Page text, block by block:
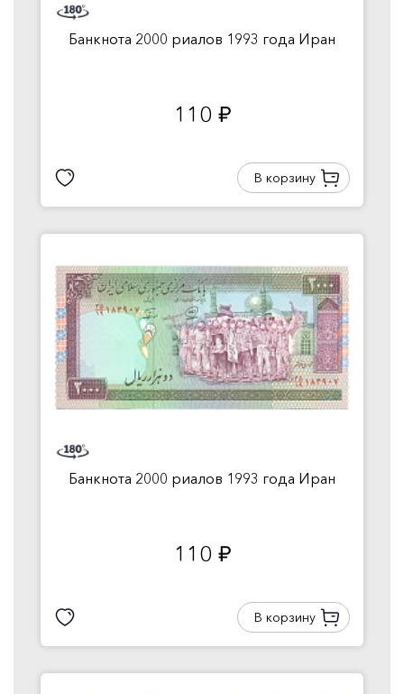
Банкнота 2000 риалов 1993 года Иран
110 руб.
В корзину
Банкнота 2000 риалов 1993 года Иран
110 руб.
В корзину